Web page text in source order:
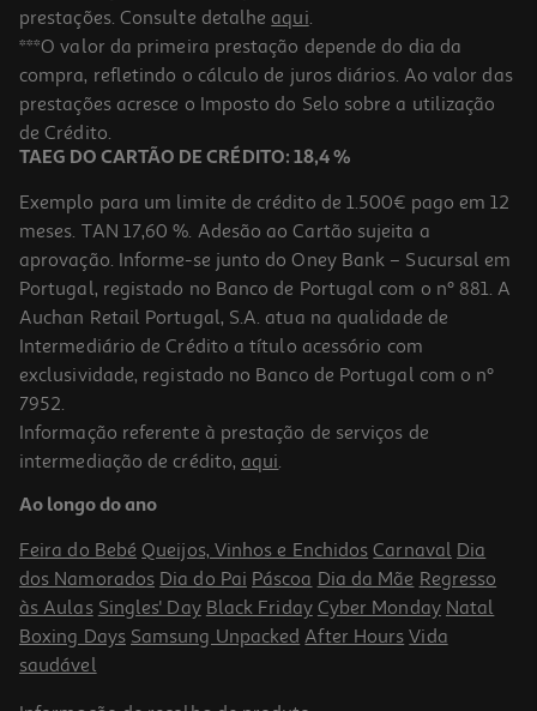
4.8 (320)
Smartwatch Samsung Galaxy Watch Ultra2 47mm Lte Prateado
749.99 €/un
749,99 €
Smartband Xiaomi 9 Active Pink
24.99 €/un
24,99 €
prestações. Consulte detalhe aqui.
***O valor da primeira prestação depende do dia da
compra, refletindo o cálculo de juros diários. Ao valor das
prestações acresce o Imposto do Selo sobre a utilização
de Crédito.
TAEG DO CARTÃO DE CRÉDITO: 18,4 %
Exemplo para um limite de crédito de 1.500€ pago em 12
meses. TAN 17,60 %. Adesão ao Cartão sujeita a
aprovação. Informe-se junto do Oney Bank – Sucursal em
Portugal, registado no Banco de Portugal com o nº 881. A
Auchan Retail Portugal, S.A. atua na qualidade de
Intermediário de Crédito a título acessório com
exclusividade, registado no Banco de Portugal com o nº
7952.
Informação referente à prestação de serviços de
intermediação de crédito, aqui.
Ao longo do ano
Feira do Bebé Queijos, Vinhos e Enchidos Carnaval Dia
dos Namorados Dia do Pai Páscoa Dia da Mãe Regresso
às Aulas Singles' Day Black Friday Cyber Monday Natal
Boxing Days Samsung Unpacked After Hours Vida
saudável